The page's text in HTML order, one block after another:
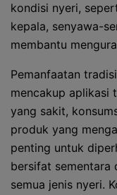
kondisi nyeri,
kepala, senyawa-
membantu
Pemanfaatan
mencakup aplikasi
yang sakit,
produk yang
penting untuk
bersifat sementara
semua jenis nyeri.